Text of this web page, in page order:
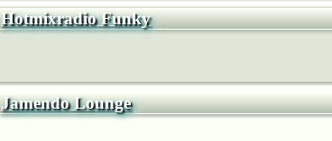
Hotmixradio Funky
Jamendo Lounge